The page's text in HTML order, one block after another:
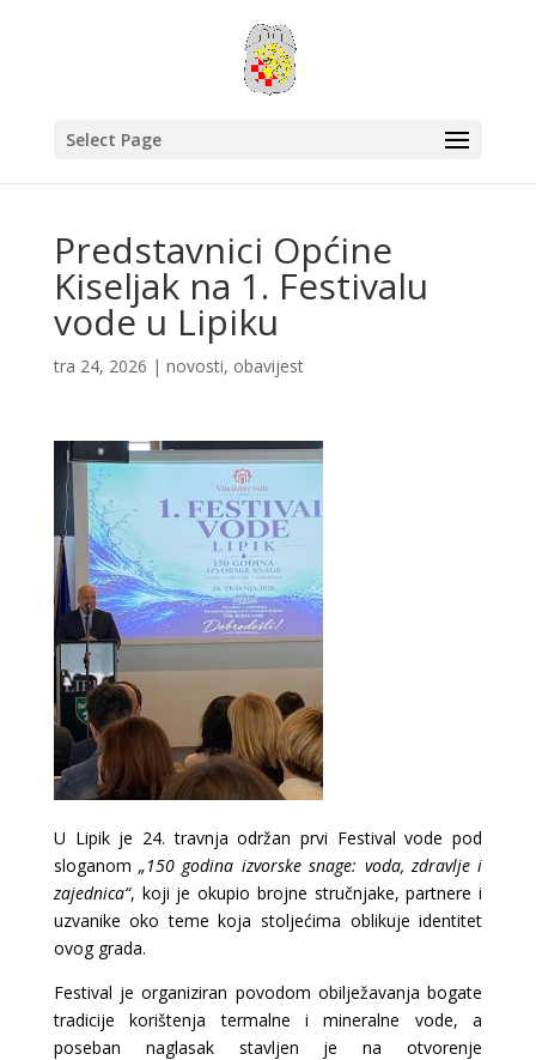
Select Page
Predstavnici Općine
Kiseljak na 1. Festivalu
vode u Lipiku
tra 24, 2026 | novosti, obavijest
U Lipikje 24. travnja održan prvi Festival vode pod
sloganom„150 godina izvorske snage: voda, zdravlje i
zajednica“, koji je okupio brojne stručnjake, partnere i
uzvanike oko teme koja stoljećima oblikuje identitet
ovog grada.
Festival je organiziran povodom obilježavanja bogate
tradicije korištenja termalne i mineralne vode, a
poseban naglasak stavljen je na otvorenje